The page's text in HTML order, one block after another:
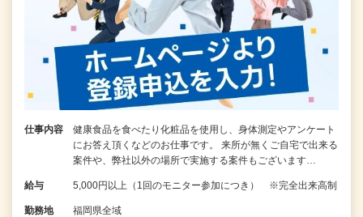
仕事内容
健康食品を食べたり化粧品を使用し、身体測定やアンケート
にお答え頂くなどのお仕事です。 来所が無くご自宅で出来る
案件や、弊社以外の場所で実施する案件もございます…
給与 5,000円以上（1回のモニター参加につき） ※完全出来高制
勤務地 福岡県全域